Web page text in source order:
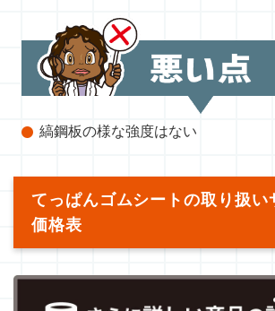
縞鋼板の様な強度はない
てっぱんゴムシートの取り扱い
価格表